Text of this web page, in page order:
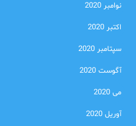
نوامبر 2020
اکتبر 2020
سپتامبر 2020
آگوست 2020
می 2020
آوریل 2020